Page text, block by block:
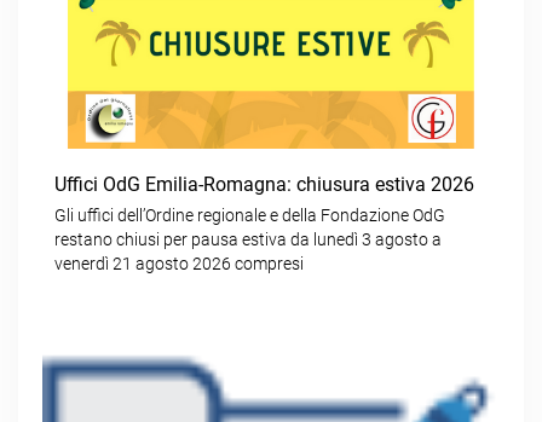
Uffici OdG Emilia-Romagna: chiusura estiva 2026
Gli uffici dell’Ordine regionale e della Fondazione OdG
restano chiusi per pausa estiva da lunedì 3 agosto a
venerdì 21 agosto 2026 compresi